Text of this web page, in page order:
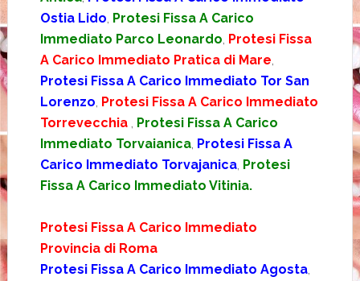
Ostia Lido Protesi Fissa A Carico
Immediato Parco Leonardo Protesi Fissa
A Carico Immediato Pratica di Mare
Protesi Fissa A Carico Immediato Tor San
Lorenzo Protesi Fissa A Carico Immediato
Torrevecchia
Protesi Fissa A Carico
Immediato Torvaianica, Protesi Fissa A
Carico Immediato Torvajanica, Protesi
Fissa A Carico Immediato Vitinia.
Protesi Fissa A Carico Immediato
Provincia di Roma
Protesi Fissa A Carico Immediato Agosta,